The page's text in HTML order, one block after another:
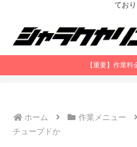
ており
【重要】作業料
ホーム 作業メニュー
チューブドか